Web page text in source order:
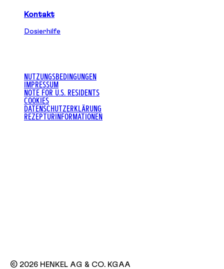
Kontakt
Dosierhilfe
NUTZUNGSBEDINGUNGEN
IMPRESSUM
NOTE FOR U.S. RESIDENTS
COOKIES
DATENSCHUTZERKLÄRUNG
REZEPTURINFORMATIONEN
© 2026 HENKEL AG & CO. KGAA